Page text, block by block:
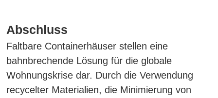
Abschluss
Faltbare Containerhäuser stellen eine
bahnbrechende Lösung für die globale
Wohnungskrise dar. Durch die Verwendung
recycelter Materialien, die Minimierung von